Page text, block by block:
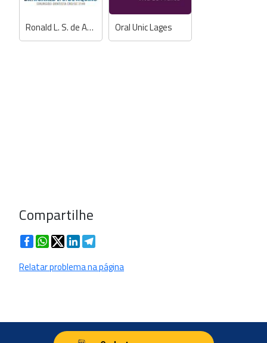
Ronald L. S. de Aquino - Dentista Oral Unic Lages
Compartilhe
FacebookWhatsApp
TwitterLinkedIn
Relatar problema na página